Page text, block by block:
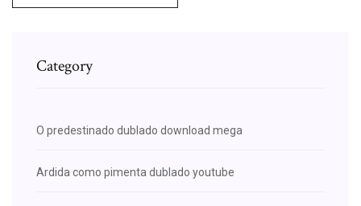
Category
O predestinado dublado download mega
Ardida como pimenta dublado youtube